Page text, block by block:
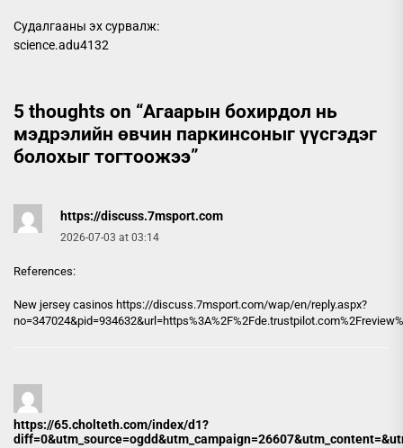
Судалгааны эх сурвалж:
science.adu4132
5 thoughts on “Агаарын бохирдол нь
мэдрэлийн өвчин паркинсоныг үүсгэдэг
болохыг тогтоожээ”
https://discuss.7msport.com
2026-07-03 at 03:14
References:
New jersey casinos https://discuss.7msport.com/wap/en/reply.aspx?
https://65.cholteth.com/index/d1?